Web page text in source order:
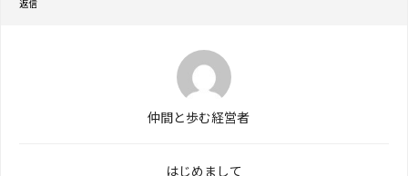
返信
仲間と歩む経営者
はじめまして